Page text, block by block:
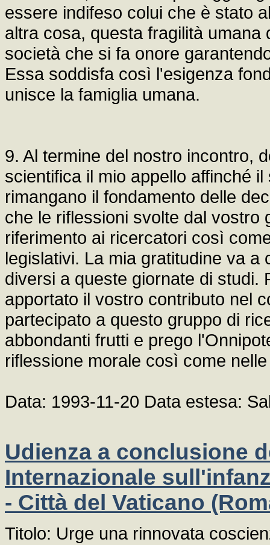
essere indifeso colui che è stato
altra cosa, questa fragilità umana
società che si fa onore
Essa soddisfa così l'esigenza
unisce la famiglia umana.
9. Al termine del nostro incontro,
scientifica il mio appello affinché
rimangano il fondamento delle
che le riflessioni svolte dal vostro
riferimento ai ricercatori così
legislativi. La mia gratitudine va
diversi a queste giornate di studi.
apportato il vostro contributo nel
partecipato a questo gruppo di
abbondanti frutti e prego
riflessione morale così come
Data: 1993-11-20 Data estesa:
Udienza a conclusione
Internazionale
- Città del Vaticano
Titolo: Urge una rinnovata